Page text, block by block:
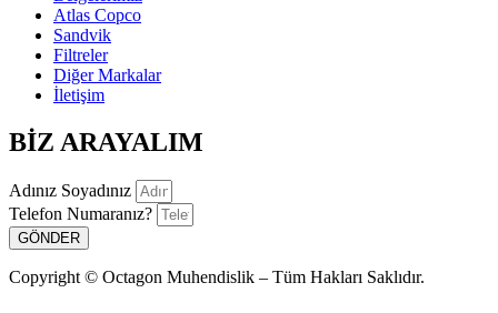
Atlas Copco
Sandvik
Filtreler
Diğer Markalar
İletişim
BİZ ARAYALIM
Adınız Soyadınız
Telefon Numaranız?
GÖNDER
Copyright © Octagon Muhendislik – Tüm Hakları Saklıdır.